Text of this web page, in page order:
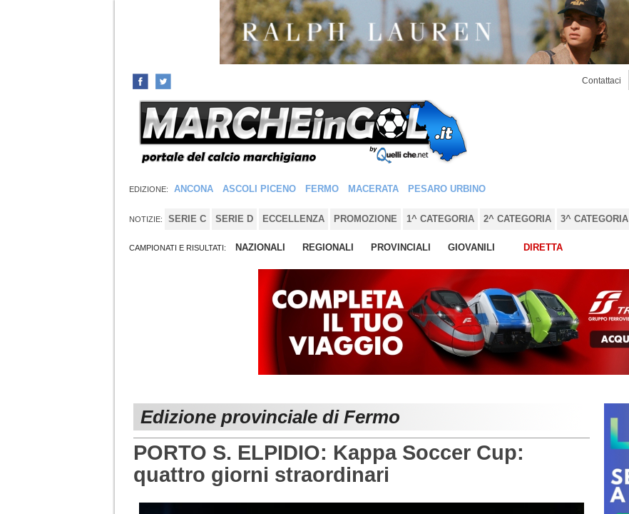
Contattaci
EDIZIONE: ANCONA ASCOLI PICENO FERMO MACERATA PESARO URBINO
NOTIZIE: SERIE C SERIE D ECCELLENZA PROMOZIONE 1^ CATEGORIA 2^ CATEGORIA 3^ CATEGORIA
CAMPIONATI E RISULTATI: NAZIONALI REGIONALI PROVINCIALI GIOVANILI DIRETTA
Edizione provinciale di Fermo
PORTO S. ELPIDIO: Kappa Soccer Cup:
quattro giorni straordinari